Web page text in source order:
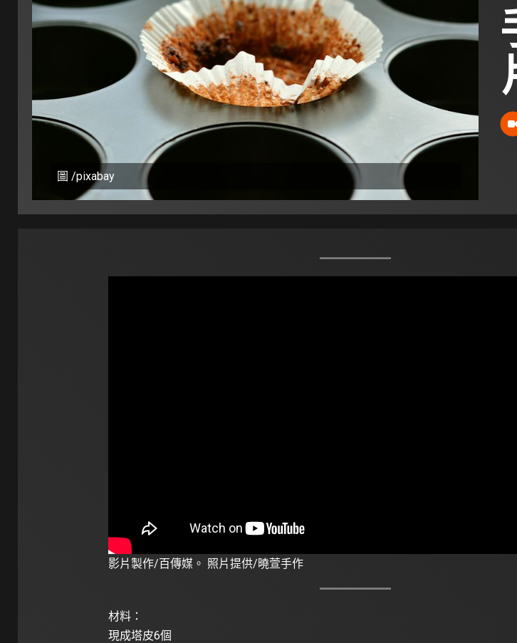
圖 /pixabay
影片製作/百傳媒。 照片提供/曉萱手作
材料：
現成塔皮6個